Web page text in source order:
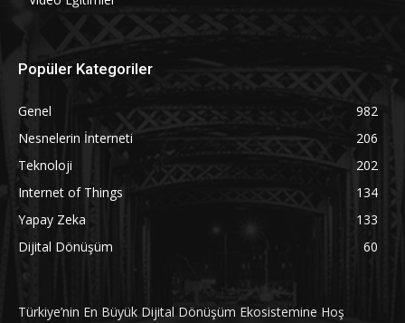
Popüler Kategoriler
Genel
982
Nesnelerin İnterneti
206
Teknoloji
202
Internet of Things
134
Yapay Zeka
133
Dijital Dönüşüm
60
Türkiye’nin En Büyük Dijital Dönüşüm Ekosistemine Hoş